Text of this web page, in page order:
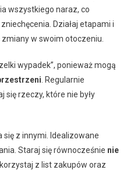
wszystkiego naraz, co
zniechęcenia. Działaj etapami i
w swoim otoczeniu.
wypadek”, ponieważ mogą
. Regularnie
się rzeczy, które nie były
z innymi. Idealizowane
Staraj się równocześnie nie
z list zakupów oraz